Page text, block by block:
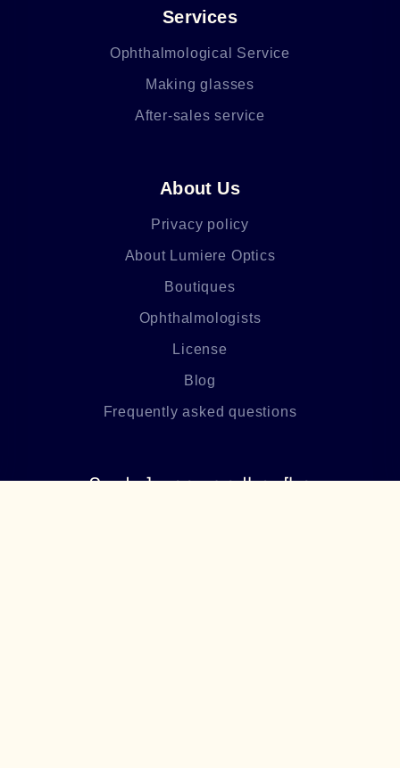
Services
Ophthalmological Service
Making glasses
After-sales service
About Us
Privacy policy
About Lumiere Optics
Boutiques
Ophthalmologists
License
Blog
Frequently asked questions
Բաժանորդագրվեք մեր